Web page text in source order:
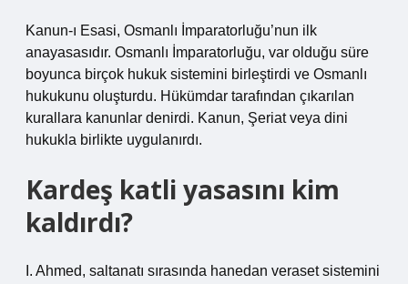
Kanun-ı Esasi, Osmanlı İmparatorluğu’nun ilk
anayasasıdır. Osmanlı İmparatorluğu, var olduğu süre
boyunca birçok hukuk sistemini birleştirdi ve Osmanlı
hukukunu oluşturdu. Hükümdar tarafından çıkarılan
kurallara kanunlar denirdi. Kanun, Şeriat veya dini
hukukla birlikte uygulanırdı.
Kardeş katli yasasını kim
kaldırdı?
I. Ahmed, saltanatı sırasında hanedan veraset sistemini